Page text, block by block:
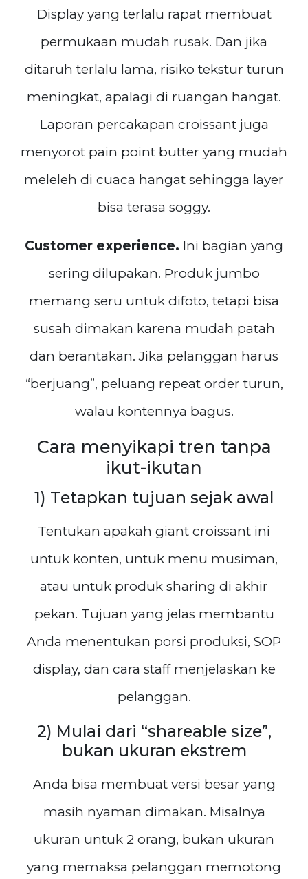
Display yang terlalu rapat membuat
permukaan mudah rusak. Dan jika
ditaruh terlalu lama, risiko tekstur turun
meningkat, apalagi di ruangan hangat.
Laporan percakapan croissant juga
menyorot pain point butter yang mudah
meleleh di cuaca hangat sehingga layer
bisa terasa soggy.
Customer experience. Ini bagian yang
sering dilupakan. Produk jumbo
memang seru untuk difoto, tetapi bisa
susah dimakan karena mudah patah
dan berantakan. Jika pelanggan harus
“berjuang”, peluang repeat order turun,
walau kontennya bagus.
Cara menyikapi tren tanpa
ikut-ikutan
1) Tetapkan tujuan sejak awal
Tentukan apakah giant croissant ini
untuk konten, untuk menu musiman,
atau untuk produk sharing di akhir
pekan. Tujuan yang jelas membantu
Anda menentukan porsi produksi, SOP
display, dan cara staff menjelaskan ke
pelanggan.
2) Mulai dari “shareable size”,
bukan ukuran ekstrem
Anda bisa membuat versi besar yang
masih nyaman dimakan. Misalnya
ukuran untuk 2 orang, bukan ukuran
yang memaksa pelanggan memotong